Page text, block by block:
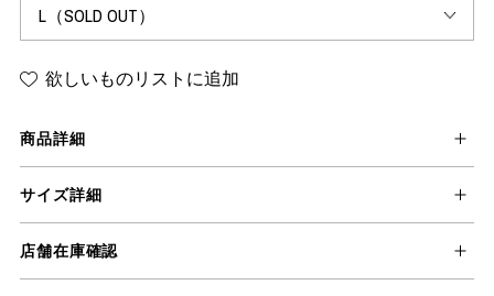
欲しいものリストに追加
商品詳細
サイズ詳細
店舗在庫確認